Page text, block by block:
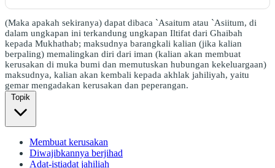
(Maka apakah sekiranya) dapat dibaca `Asaitum atau `Asiitum, di
dalam ungkapan ini terkandung ungkapan Iltifat dari Ghaibah
kepada Mukhathab; maksudnya barangkali kalian (jika kalian
berpaling) memalingkan diri dari iman (kalian akan membuat
kerusakan di muka bumi dan memutuskan hubungan kekeluargaan)
maksudnya, kalian akan kembali kepada akhlak jahiliyah, yaitu
gemar mengadakan kerusakan dan peperangan.
Topik
Membuat kerusakan
Diwajibkannya berjihad
Adat-istiadat jahiliah